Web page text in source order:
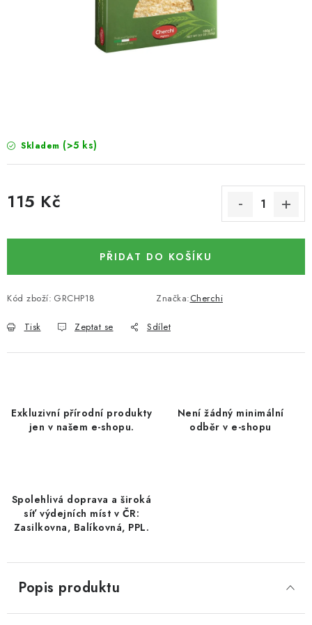
SUŠENÉ OVOCE / MANGO
OŘECHOVÉ ZLOMKY A DRTĚ / LÍSKOVÁ JÁDRA DRŤ
VŠE PRO OSLAVU, PÁRTY A VÝROČÍ
KONOPNÉ PRODUKTY
OŘECHY NATURAL / KOKOS / KOKOS STROUHANÝ
DATLE / DATLE DEGLET NOUR
RÝŽE
SUŠENÉ OVOCE BEZ PŘIDANÉHO CUKRU A SÍRY /
KOŘENÍ / KOŘENÍCÍ SMĚSI / GRILOVACÍ KOŘENÍ
SUŠENÉ OVOCE / MERUŇKY SÍŘENÉ / MERUŇKY
Skladem (>5 ks)
115 Kč
PŘIDAT DO KOŠÍKU
Kód zboží: GRCHP18 Značka:Cherchi
Tisk Zeptat se Sdílet
Exkluzivní přírodní produkty
jen v našem e-shopu.
Není žádný minimální
odběr v e-shopu
Spolehlivá doprava a široká
síť výdejních míst v ČR:
Zasilkovna, Balíkovná, PPL.
Popis produktu